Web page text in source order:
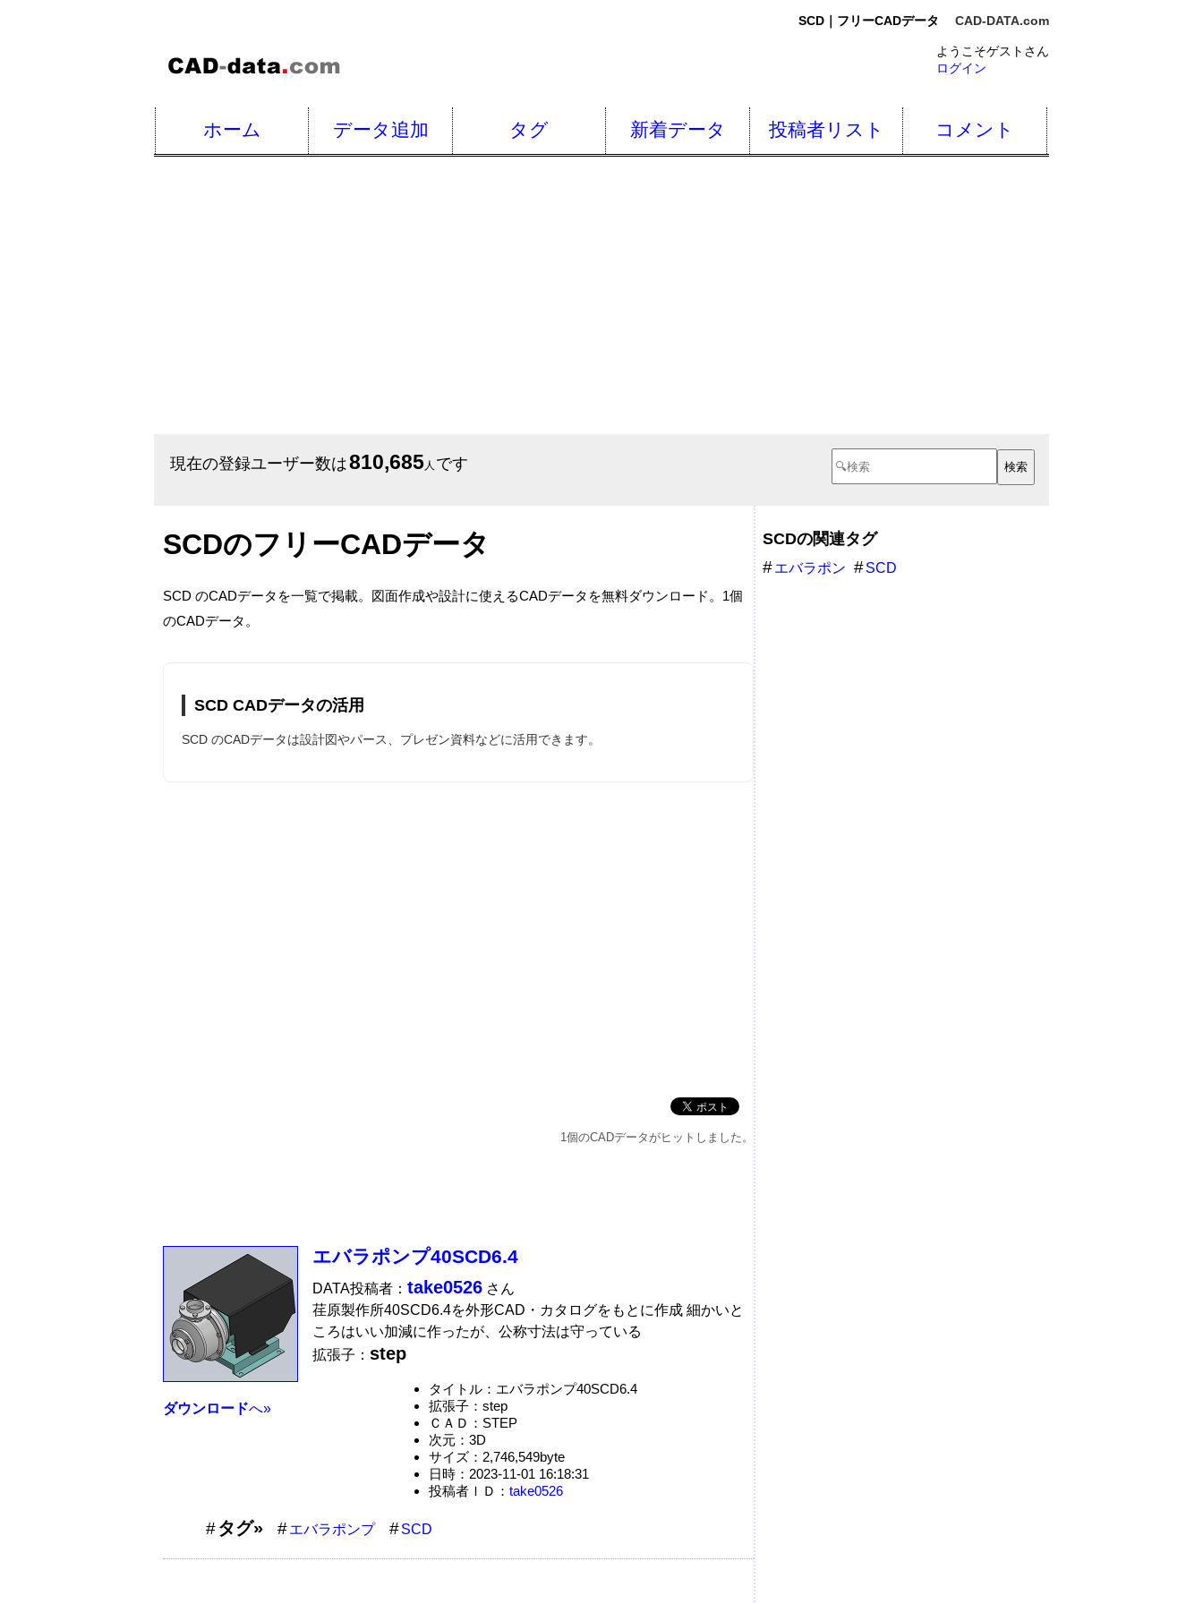
SCD｜フリーCADデータ CAD-DATA.com
ようこそゲストさん
ログイン
ホーム データ追加 タグ 新着データ 投稿者リスト コメント
現在の登録ユーザー数は810,685人 です
SCDのフリーCADデータ
SCD のCADデータを一覧で掲載。図面作成や設計に使えるCADデータを無料ダウンロード。1個
のCADデータ。
SCD CADデータの活用
SCD のCADデータは設計図やパース、プレゼン資料などに活用できます。
1個のCADデータがヒットしました。
ダウンロードへ»
エバラポンプ40SCD6.4
DATA投稿者： take0526 さん
荏原製作所40SCD6.4を外形CAD・カタログをもとに作成 細かいと
ころはいい加減に作ったが、公称寸法は守っている
拡張子： step
タイトル：エバラポンプ40SCD6.4
拡張子：step
ＣＡＤ：STEP
次元：3D
サイズ：2,746,549byte
日時：2023-11-01 16:18:31
投稿者ＩＤ： take0526
タグ» エバラポンプ SCD
SCDの関連タグ
エバラポン
SCD